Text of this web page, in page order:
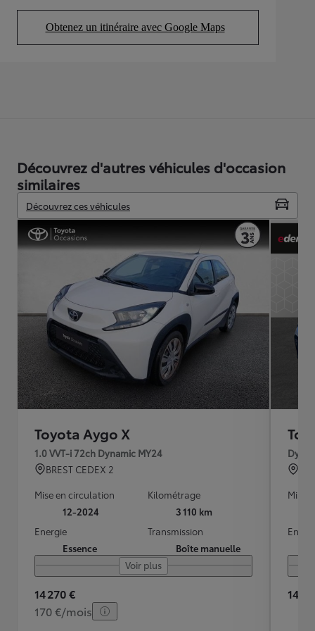
Obtenez un itinéraire avec Google Maps
(Opens in new tab)
Découvrez d'autres véhicules d'occasion
similaires
Découvrez ces véhicules
Toyota Aygo X
1.0 VVT-i 72ch Dynamic MY24
BREST CEDEX 2
Mise en circulation
12-2024
Kilométrage
3 110 km
Energie
Essence
Transmission
Boîte manuelle
Voir plus
14 270 €
170 €/mois
Mise
14